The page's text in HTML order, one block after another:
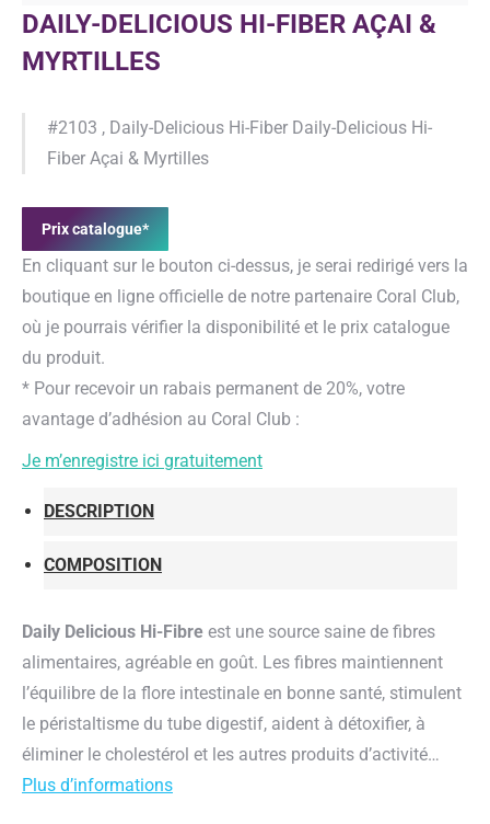
DAILY-DELICIOUS HI-FIBER AÇAI &
MYRTILLES
#2103 , Daily-Delicious Hi-Fiber Daily-Delicious Hi-
Fiber Açai & Myrtilles
Prix catalogue*
En cliquant sur le bouton ci-dessus, je serai redirigé vers la
boutique en ligne officielle de notre partenaire Coral Club,
où je pourrais vérifier la disponibilité et le prix catalogue
du produit.
* Pour recevoir un rabais permanent de 20%, votre
avantage d’adhésion au Coral Club :
Je m’enregistre ici gratuitement
DESCRIPTION
COMPOSITION
Daily Delicious Hi-Fibre est une source saine de fibres
alimentaires, agréable en goût. Les fibres maintiennent
l’équilibre de la flore intestinale en bonne santé, stimulent
le péristaltisme du tube digestif, aident à détoxifier, à
éliminer le cholestérol et les autres produits d’activité…
Plus d’informations